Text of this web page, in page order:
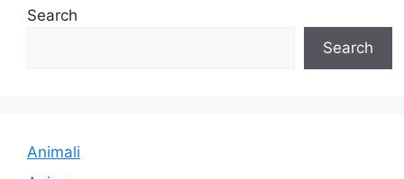
Search
Search
Animali